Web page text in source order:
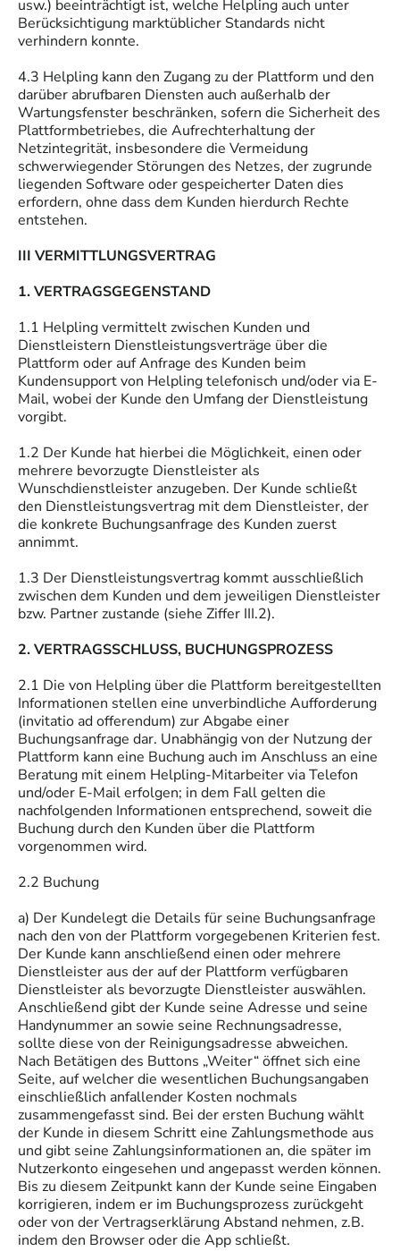
usw.) beeinträchtigt ist, welche Helpling auch unter
Berücksichtigung marktüblicher Standards nicht
verhindern konnte.
4.3 Helpling kann den Zugang zu der Plattform und den
darüber abrufbaren Diensten auch außerhalb der
Wartungsfenster beschränken, sofern die Sicherheit des
Plattformbetriebes, die Aufrechterhaltung der
Netzintegrität, insbesondere die Vermeidung
schwerwiegender Störungen des Netzes, der zugrunde
liegenden Software oder gespeicherter Daten dies
erfordern, ohne dass dem Kunden hierdurch Rechte
entstehen.
III VERMITTLUNGSVERTRAG
1. VERTRAGSGEGENSTAND
1.1 Helpling vermittelt zwischen Kunden und
Dienstleistern Dienstleistungsverträge über die
Plattform oder auf Anfrage des Kunden beim
Kundensupport von Helpling telefonisch und/oder via E-
Mail, wobei der Kunde den Umfang der Dienstleistung
vorgibt.
1.2 Der Kunde hat hierbei die Möglichkeit, einen oder
mehrere bevorzugte Dienstleister als
Wunschdienstleister anzugeben. Der Kunde schließt
den Dienstleistungsvertrag mit dem Dienstleister, der
die konkrete Buchungsanfrage des Kunden zuerst
annimmt.
1.3 Der Dienstleistungsvertrag kommt ausschließlich
zwischen dem Kunden und dem jeweiligen Dienstleister
bzw. Partner zustande (siehe Ziffer III.2).
2. VERTRAGSSCHLUSS, BUCHUNGSPROZESS
2.1 Die von Helpling über die Plattform bereitgestellten
Informationen stellen eine unverbindliche Aufforderung
(invitatio ad offerendum) zur Abgabe einer
Buchungsanfrage dar. Unabhängig von der Nutzung der
Plattform kann eine Buchung auch im Anschluss an eine
Beratung mit einem Helpling-Mitarbeiter via Telefon
und/oder E-Mail erfolgen; in dem Fall gelten die
nachfolgenden Informationen entsprechend, soweit die
Buchung durch den Kunden über die Plattform
vorgenommen wird.
2.2 Buchung
a) Der Kundelegt die Details für seine Buchungsanfrage
nach den von der Plattform vorgegebenen Kriterien fest.
Der Kunde kann anschließend einen oder mehrere
Dienstleister aus der auf der Plattform verfügbaren
Dienstleister als bevorzugte Dienstleister auswählen.
Anschließend gibt der Kunde seine Adresse und seine
Handynummer an sowie seine Rechnungsadresse,
sollte diese von der Reinigungsadresse abweichen.
Nach Betätigen des Buttons „Weiter“ öffnet sich eine
Seite, auf welcher die wesentlichen Buchungsangaben
einschließlich anfallender Kosten nochmals
zusammengefasst sind. Bei der ersten Buchung wählt
der Kunde in diesem Schritt eine Zahlungsmethode aus
und gibt seine Zahlungsinformationen an, die später im
Nutzerkonto eingesehen und angepasst werden können.
Bis zu diesem Zeitpunkt kann der Kunde seine Eingaben
korrigieren, indem er im Buchungsprozess zurückgeht
oder von der Vertragserklärung Abstand nehmen, z.B.
indem den Browser oder die App schließt.